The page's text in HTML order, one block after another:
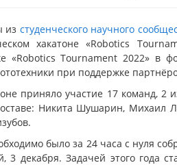
из студенческого научного
хакатоне «Robotics
«Robotics Tournament 2022» в
при поддержке
приняло участие 17 команд, 2
Никита Шушарин, Михаил
было за 24 часа с нуля
3 декабря. Задачей этого года